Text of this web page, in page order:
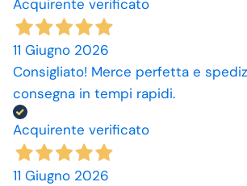
Acquirente verificato
11 Giugno 2026
Consigliato! Merce perfetta e
consegna in tempi rapidi.
Acquirente verificato
11 Giugno 2026